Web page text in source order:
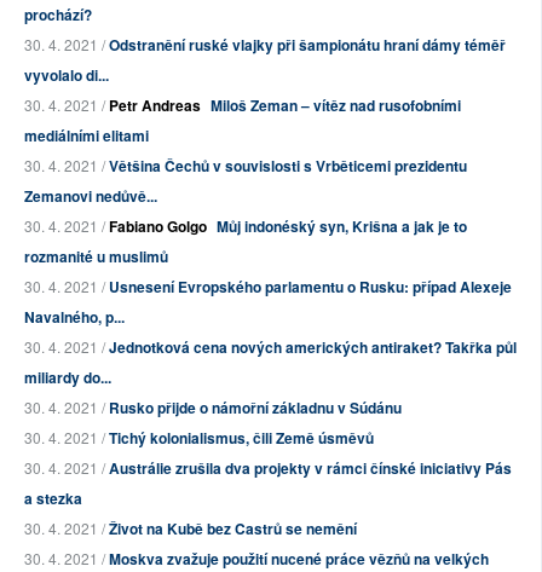
prochází?
30. 4. 2021 /Odstranění ruské vlajky při šampionátu hraní dámy téměř
vyvolalo di...
30. 4. 2021 /Petr Andreas Miloš Zeman – vítěz nad rusofobními
mediálními elitami
30. 4. 2021 /Většina Čechů v souvislosti s Vrběticemi prezidentu
Zemanovi nedůvě...
30. 4. 2021 /Fabiano Golgo Můj indonéský syn, Krišna a jak je to
rozmanité u muslimů
30. 4. 2021 /Usnesení Evropského parlamentu o Rusku: případ Alexeje
Navalného, p...
30. 4. 2021 /Jednotková cena nových amerických antiraket? Takřka půl
miliardy do...
30. 4. 2021 /Rusko přijde o námořní základnu v Súdánu
30. 4. 2021 /Tichý kolonialismus, čili Země úsměvů
30. 4. 2021 /Austrálie zrušila dva projekty v rámci čínské iniciativy Pás
a stezka
30. 4. 2021 /Život na Kubě bez Castrů se nemění
30. 4. 2021 /Moskva zvažuje použití nucené práce vězňů na velkých